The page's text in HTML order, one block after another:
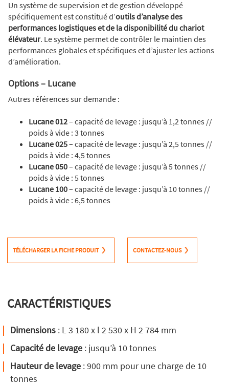
Un système de supervision et de gestion développé
spécifiquement est constitué d’outils d’analyse des
performances logistiques et de la disponibilité du chariot
élévateur. Le système permet de contrôler le maintien des
performances globales et spécifiques et d’ajuster les actions
d’amélioration.
Options – Lucane
Autres références sur demande :
Lucane 012– capacité de levage : jusqu’à 1,2 tonnes //
poids à vide : 3 tonnes
Lucane 025– capacité de levage : jusqu’à 2,5 tonnes //
poids à vide : 4,5 tonnes
Lucane 050– capacité de levage : jusqu’à 5 tonnes //
poids à vide : 5 tonnes
Lucane 100– capacité de levage : jusqu’à 10 tonnes //
poids à vide : 6,5 tonnes
TÉLÉCHARGER LA FICHE PRODUIT CONTACTEZ-NOUS
CARACTÉRISTIQUES
Dimensions : L 3 180 x l 2 530 x H 2 784 mm
Capacité de levage : jusqu’à 10 tonnes
Hauteur de levage : 900 mm pour une charge de 10
tonnes